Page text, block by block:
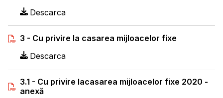
Descarca
3 - Cu privire la casarea mijloacelor fixe
Descarca
3.1 - Cu privire lacasarea mijloacelor fixe 2020 -
anexă